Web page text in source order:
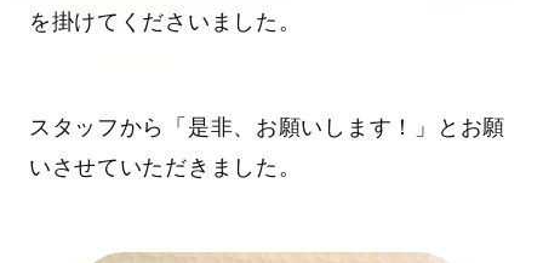
を掛けてくださいました。
スタッフから「是非、お願いします！」とお願
いさせていただきました。